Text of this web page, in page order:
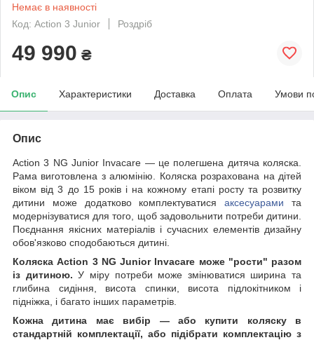
Немає в наявності
Код: Action 3 Junior
Роздріб
49 990 ₴
Опис Характеристики Доставка Оплата Умови
Опис
Action 3 NG Junior Invacare — це полегшена дитяча коляска.
Рама виготовлена з алюмінію. Коляска розрахована на дітей
віком від 3 до 15 років і на кожному етапі росту та розвитку
дитини може додатково комплектуватисяаксесуарами та
модернізуватися для того, щоб задовольнити потреби дитини.
Поєднання якісних матеріалів і сучасних елементів дизайну
обов'язково сподобаються дитині.
Коляска Action 3 NG Junior Invacare може "рости" разом
із дитиною.У міру потреби може змінюватися ширина та
глибина сидіння, висота спинки, висота підлокітником і
підніжка, і багато інших параметрів.
Кожна дитина має вибір — або купити коляску в
стандартній комплектації, або підібрати комплектацію з